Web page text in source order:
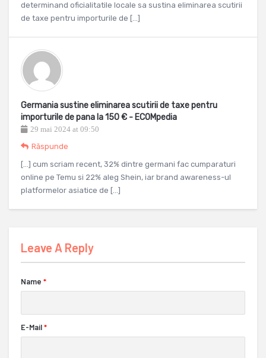
determinand oficialitatile locale sa sustina eliminarea scutirii
de taxe pentru importurile de […]
Germania sustine eliminarea scutirii de taxe pentru
importurile de pana la 150 € - ECOMpedia
29 mai 2024 at 09:50
Răspunde
[…] cum scriam recent, 32% dintre germani fac cumparaturi
online pe Temu si 22% aleg Shein, iar brand awareness-ul
platformelor asiatice de […]
Leave A Reply
Name *
E-Mail*